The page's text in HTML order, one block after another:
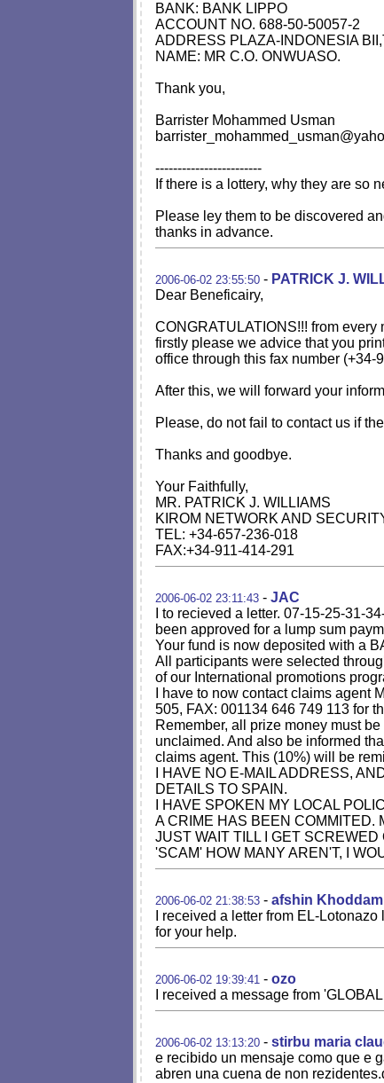
BANK: BANK LIPPO
ACCOUNT NO. 688-50-50057-2
ADDRESS PLAZA-INDONESIA
NAME: MR C.O. ONWUASO.
Thank you,
Barrister Mohammed Usman
------------------------
If there is a lottery, why they are so
Please ley them to be discovered
thanks in advance.
2006-06-02 23:55:50 - PATRICK J.
Dear Beneficairy,
CONGRATULATIONS!!! from every
firstly please we advice that you
office through this fax number
After this, we will forward your
Please, do not fail to contact us if
Thanks and goodbye.
Your Faithfully,
MR. PATRICK J. WILLIAMS
KIROM NETWORK AND
TEL: +34-657-236-018
FAX:+34-911-414-291
2006-06-02 23:11:43 - JAC
I to recieved a letter. 07-15-25-31-
been approved for a lump sum
Your fund is now deposited with a
All participants were selected
of our International promotions
I have to now contact claims
505, FAX: 001134 646 749 113 for
Remember, all prize money must
unclaimed. And also be informed
claims agent. This (10%) will be
I HAVE NO E-MAIL ADDRESS,
DETAILS TO SPAIN.
I HAVE SPOKEN MY LOCAL
A CRIME HAS BEEN COMMITED.
JUST WAIT TILL I GET
'SCAM' HOW MANY AREN'T, I
2006-06-02 21:38:53 - afshin Khoddam
I received a letter from EL-
for your help.
2006-06-02 19:39:41 - ozo
I received a message from
2006-06-02 13:13:20 - stirbu maria
e recibido un mensaje como que e
abren una cuena de non